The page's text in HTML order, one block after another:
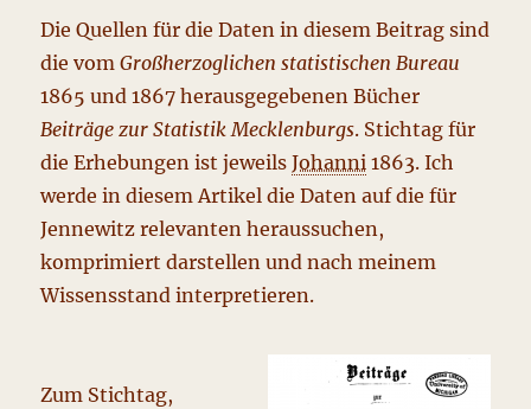
Die Quellen für die Daten in diesem Beitrag sind
die vomGroßherzoglichen statistischen Bureau
1865 und 1867 herausgegebenen Bücher
Beiträge zur Statistik Mecklenburgs. Stichtag für
die Erhebungen ist jeweilsJohanni 1863. Ich
werde in diesem Artikel die Daten auf die für
Jennewitz relevanten heraussuchen,
komprimiert darstellen und nach meinem
Wissensstand interpretieren.
Zum Stichtag,